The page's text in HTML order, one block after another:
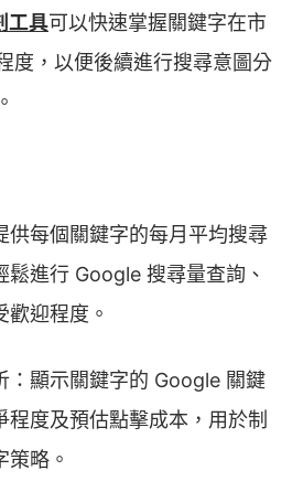
工具可以快速掌握關鍵字在市
度，以便後續進行搜尋意圖分
供每個關鍵字的每月平均搜尋
鬆進行 Google 搜尋量查詢、
歡迎程度。
：顯示關鍵字的 Google 關鍵
程度及預估點擊成本，用於制
策略。